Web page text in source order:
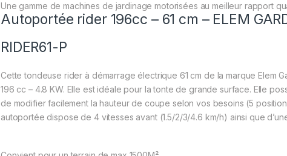
Une gamme de machines de jardinage motorisées au meilleur rapport
Autoportée rider 196cc – 61 cm – ELEM
RIDER61-P
Cettetondeuse rider à démarrage électrique 61 cm de la marque Elem
196 cc – 4.8 KW. Elle est idéale pour la tonte de grande surface. Elle
de modifier facilement la hauteur de coupe selon vos besoins (5
autoportée dispose de 4 vitesses avant (1.5/2/3/4.6 km/h) ainsi que